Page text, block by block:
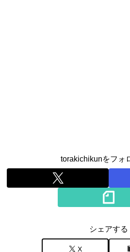
torakichikunをフォ
シェアする
X